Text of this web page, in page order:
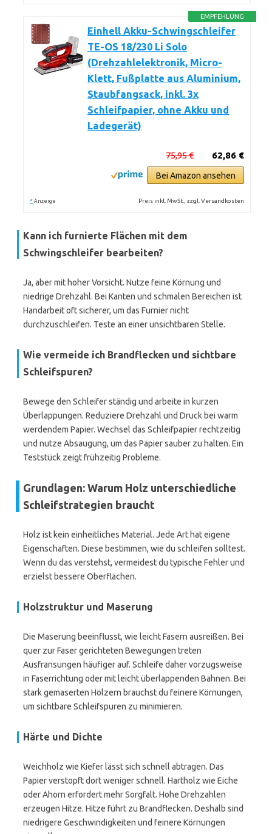
EMPFEHLUNG
Einhell Akku-Schwingschleifer
TE-OS 18/230 Li Solo
(Drehzahlelektronik, Micro-
Klett, Fußplatte aus Aluminium,
Staubfangsack, inkl. 3x
Schleifpapier, ohne Akku und
Ladegerät)
62,86 €
75,95 €
Bei Amazon ansehen
* Anzeige Preis inkl. MwSt., zzgl. Versandkosten
Kann ich furnierte Flächen mit dem
Schwingschleifer bearbeiten?
Ja, aber mit hoher Vorsicht. Nutze feine Körnung und
niedrige Drehzahl. Bei Kanten und schmalen Bereichen ist
Handarbeit oft sicherer, um das Furnier nicht
durchzuschleifen. Teste an einer unsichtbaren Stelle.
Wie vermeide ich Brandflecken und sichtbare
Schleifspuren?
Bewege den Schleifer ständig und arbeite in kurzen
Überlappungen. Reduziere Drehzahl und Druck bei warm
werdendem Papier. Wechsel das Schleifpapier rechtzeitig
und nutze Absaugung, um das Papier sauber zu halten. Ein
Teststück zeigt frühzeitig Probleme.
Grundlagen: Warum Holz unterschiedliche
Schleifstrategien braucht
Holz ist kein einheitliches Material. Jede Art hat eigene
Eigenschaften. Diese bestimmen, wie du schleifen solltest.
Wenn du das verstehst, vermeidest du typische Fehler und
erzielst bessere Oberflächen.
Holzstruktur und Maserung
Die Maserung beeinflusst, wie leicht Fasern ausreißen. Bei
quer zur Faser gerichteten Bewegungen treten
Ausfransungen häufiger auf. Schleife daher vorzugsweise
in Faserrichtung oder mit leicht überlappenden Bahnen. Bei
stark gemaserten Hölzern brauchst du feinere Körnungen,
um sichtbare Schleifspuren zu minimieren.
Härte und Dichte
Weichholz wie Kiefer lässt sich schnell abtragen. Das
Papier verstopft dort weniger schnell. Hartholz wie Eiche
oder Ahorn erfordert mehr Sorgfalt. Hohe Drehzahlen
erzeugen Hitze. Hitze führt zu Brandflecken. Deshalb sind
niedrigere Geschwindigkeiten und feinere Körnungen